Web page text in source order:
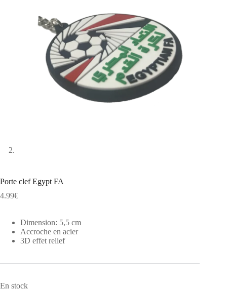
Porte clef Egypt FA
4.99€
Dimension: 5,5 cm
Accroche en acier
3D effet relief
En stock